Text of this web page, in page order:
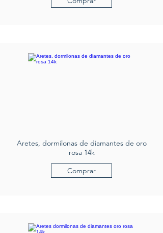
Aretes, dormilonas de diamantes de oro
rosa 14k
Comprar